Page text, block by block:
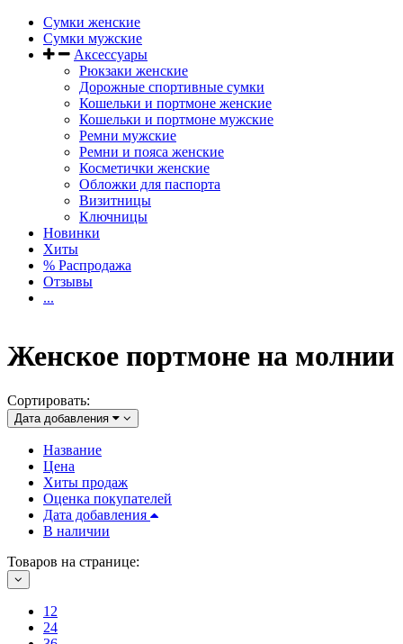
Сумки женские
Сумки мужские
Аксессуары
Рюкзаки женские
Дорожные спортивные сумки
Кошельки и портмоне женские
Кошельки и портмоне мужские
Ремни мужские
Ремни и пояса женские
Косметички женские
Обложки для паспорта
Визитницы
Ключницы
Новинки
Хиты
% Распродажа
Отзывы
...
Женское портмоне на молнии
Сортировать:
Дата добавления
Название
Цена
Хиты продаж
Оценка покупателей
Дата добавления
В наличии
Товаров на странице:
12
24